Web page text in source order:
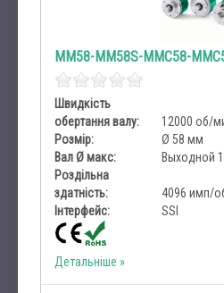
MM58-MM58S-MMC58-
Швидкість
обертання валу:
12000 об/
Розмір:
Ø 58 мм
Вал Ø макс:
Выходной
Роздільна
здатність:
4096 имп/
Інтерфейс:
SSI
Детальніше